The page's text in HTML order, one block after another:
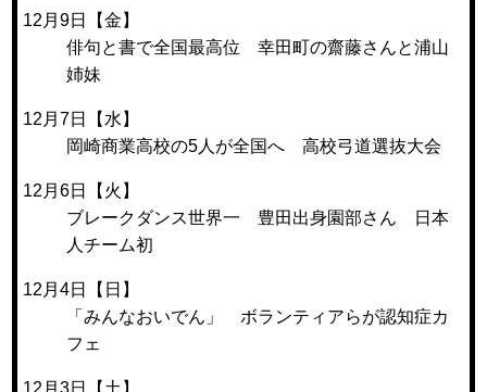
12月9日【金】
俳句と書で全国最高位 幸田町の齋藤さんと浦山
姉妹
12月7日【水】
岡崎商業高校の5人が全国へ 高校弓道選抜大会
12月6日【火】
ブレークダンス世界一 豊田出身園部さん 日本
人チーム初
12月4日【日】
「みんなおいでん」 ボランティアらが認知症カ
フェ
12月3日【土】